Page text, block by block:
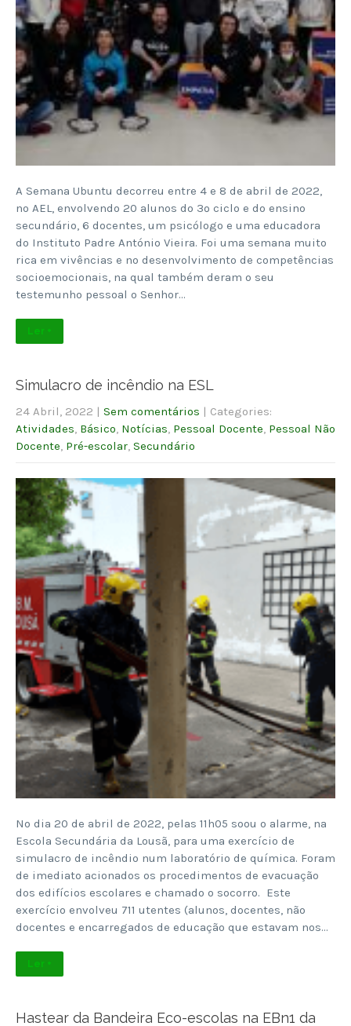
A Semana Ubuntu decorreu entre 4 e 8 de abril de 2022,
no AEL, envolvendo 20 alunos do 3º ciclo e do ensino
secundário, 6 docentes, um psicólogo e uma educadora
do Instituto Padre António Vieira. Foi uma semana muito
rica em vivências e no desenvolvimento de competências
socioemocionais, na qual também deram o seu
testemunho pessoal o Senhor…
Ler +
Simulacro de incêndio na ESL
24 Abril, 2022 | Sem comentários | Categories:
Atividades, Básico, Notícias, Pessoal Docente, Pessoal Não
Docente, Pré-escolar, Secundário
No dia 20 de abril de 2022, pelas 11h05 soou o alarme, na
Escola Secundária da Lousã, para uma exercício de
simulacro de incêndio num laboratório de química. Foram
de imediato acionados os procedimentos de evacuação
dos edifícios escolares e chamado o socorro. Este
exercício envolveu 711 utentes (alunos, docentes, não
docentes e encarregados de educação que estavam nos…
Ler +
Hastear da Bandeira Eco-escolas na EBn1 da